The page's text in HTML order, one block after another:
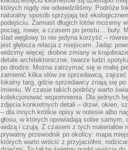
których nigdy nie odwiedziliśmy. Podróże
naturalny sposób sprzyjają też
podejściu. Zamiast długich lotów możemy
pociąg, rower, a czasem po prostu… buty.
ślad węglowy to nie jedyna korzyść –
jest głębsza relacja z miejscem. Jadąc
widzimy więcej: drobne zmiany w
detale architektoniczne, twarze ludzi
po drodze. Można zatrzymać się w małej
zamienić kilka słów ze sprzedawcą, zajrzeć
lokalny targ, gdzie sprzedawcy znają się po
imieniu. W czasie takich podróży warto
kolekcjonować wspomnienia. Dla jednych
zdjęcia konkretnych detali – drzwi, okien,
– dla innych krótkie opisy w notesie albo
głosu, w których opowiadają sobie samym,
widzą i czują. Z czasem z tych materiałów
prywatny przewodnik po okolicy: mapa
których warto wrócić z przyjaciółmi,